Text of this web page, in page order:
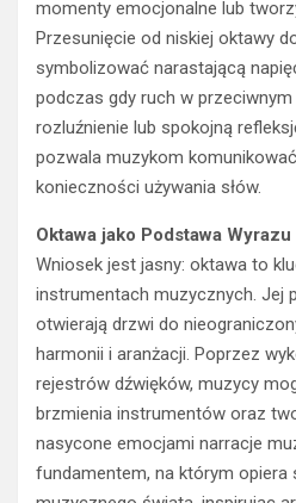
symbolizować narastającą
podczas gdy ruch w
rozluźnienie lub spokojną
pozwala muzykom
konieczności używania słów.
Oktawa jako Podstawa Wyrazu
instrumentach muzycznych. Jej
otwierają drzwi do
harmonii i aranżacji. Poprzez
rejestrów dźwięków, muzycy
brzmienia instrumentów oraz
nasycone emocjami narracje
fundamentem, na którym opiera
muzycznego świata, inspirując
granic dźwiękowej materii.